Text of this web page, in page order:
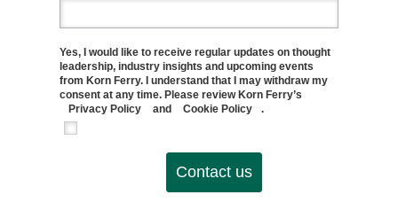
Yes, I would like to receive regular updates on thought
leadership, industry insights and upcoming events
from Korn Ferry. I understand that I may withdraw my
consent at any time. Please review Korn Ferry’s
Privacy Policy
and Cookie Policy .
Contact us